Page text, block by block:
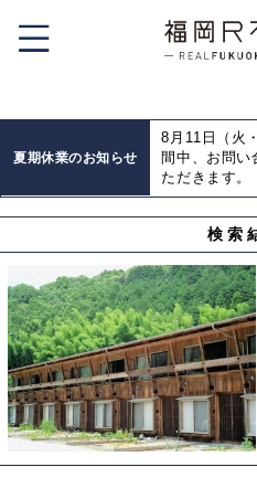
夏期休業のお知らせ
8月11日（火
間中、お問い
ただきます。
検索